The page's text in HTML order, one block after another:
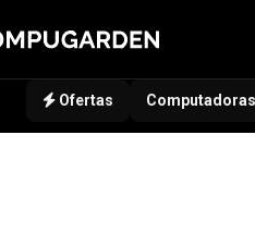
Ofertas Computadoras